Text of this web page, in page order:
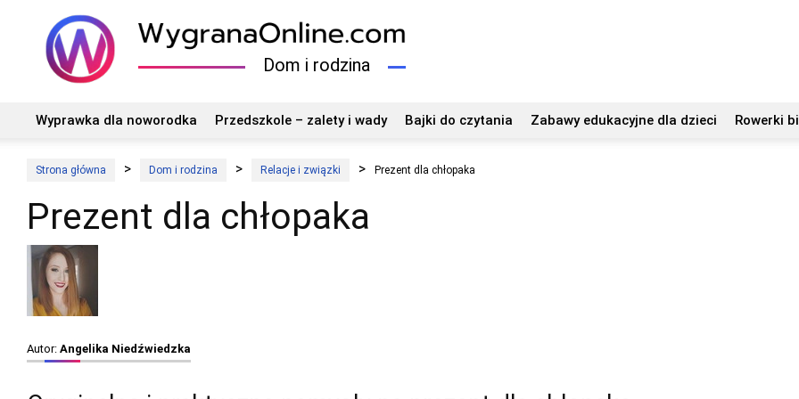
Dom i rodzina
Wyprawka dla noworodka Przedszkole – zalety i wady Bajki do czytania Zabawy edukacyjne dla dzieci Rowerki
Strona główna Dom i rodzina Relacje i związki Prezent dla chłopaka
Prezent dla chłopaka
Autor: Angelika Niedźwiedzka